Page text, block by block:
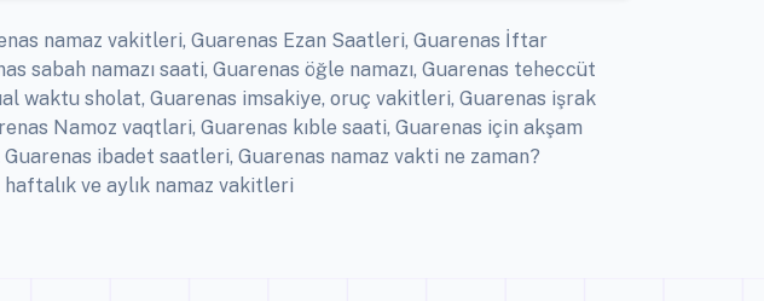
namaz vakitleri, Guarenas Ezan Saatleri, Guarenas İftar
sabah namazı saati, Guarenas öğle namazı, Guarenas teheccüt
waktu sholat, Guarenas imsakiye, oruç vakitleri, Guarenas işrak
Namoz vaqtlari, Guarenas kıble saati, Guarenas için akşam
ibadet saatleri, Guarenas namaz vakti ne zaman?
ve aylık namaz vakitleri